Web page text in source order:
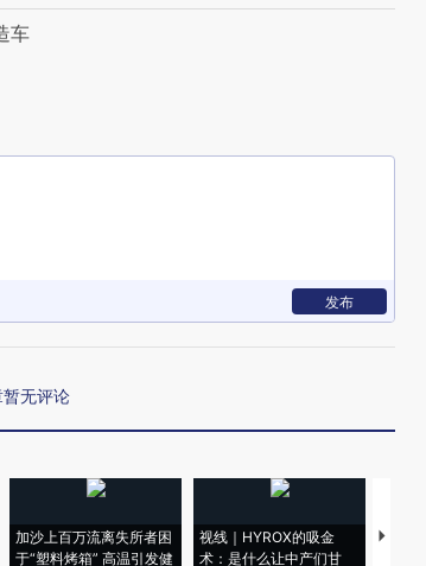
车
发布
无评论
加沙上百万流离失所者困
于“塑料烤箱” 高温引发健
视线｜HYROX的吸金
术：是什么让中产们甘
马航
粒摇